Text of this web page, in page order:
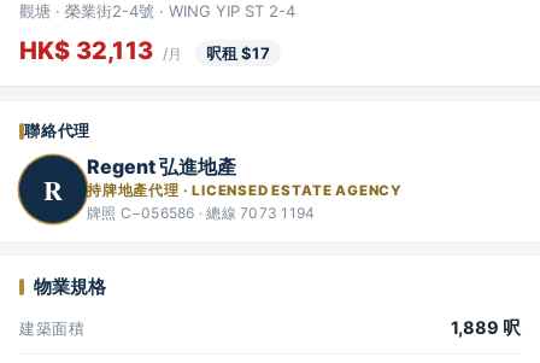
觀塘 · 榮業街2-4號 · WING YIP ST 2-4
HK$ 32,113 /月 呎租 $17
聯絡代理
R
Regent 弘進地產
持牌地產代理 · LICENSED ESTATE AGENCY
牌照 C−056586 · 總線 7073 1194
物業規格
建築面積 1,889 呎